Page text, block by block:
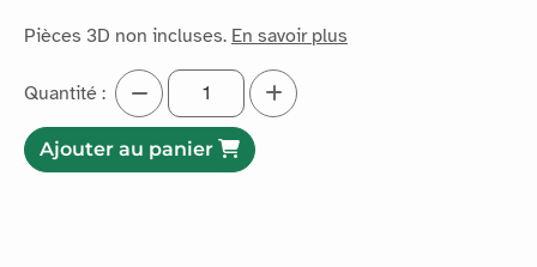
Pièces 3D non incluses. En savoir plus
Quantité :
Ajouter au panier